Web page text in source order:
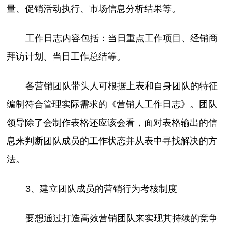
量、促销活动执行、市场信息分析结果等。
工作日志内容包括：当日重点工作项目、经销商
拜访计划、当日工作总结等。
各营销团队带头人可根据上表和自身团队的特征
编制符合管理实际需求的《营销人工作日志》。团队
领导除了会制作表格还应该会看，面对表格输出的信
息来判断团队成员的工作状态并从表中寻找解决的方
法。
3、建立团队成员的营销行为考核制度
要想通过打造高效营销团队来实现其持续的竞争